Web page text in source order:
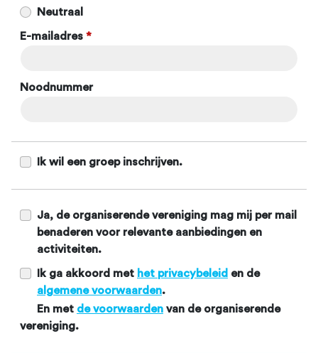
Neutraal
E-mailadres *
Noodnummer
Ik wil een groep inschrijven.
Ja, de organiserende vereniging mag mij per mail
benaderen voor relevante aanbiedingen en
activiteiten.
Ik ga akkoord met het privacybeleid en de
algemene voorwaarden.
En met de voorwaarden van de organiserende
vereniging.